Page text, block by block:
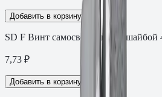
Добавить в корзину
SD F Винт самосверлящий с шайбой
7,73 ₽
Добавить в корзину